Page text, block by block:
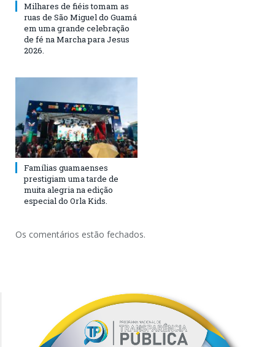
Milhares de fiéis tomam as
ruas de São Miguel do Guamá
em uma grande celebração
de fé na Marcha para Jesus
2026.
Famílias guamaenses
prestigiam uma tarde de
muita alegria na edição
especial do Orla Kids.
Os comentários estão fechados.